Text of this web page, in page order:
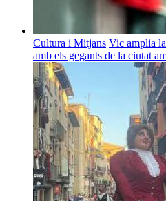
Cultura i Mitjans Vic amplia
amb els gegants de la ciutat